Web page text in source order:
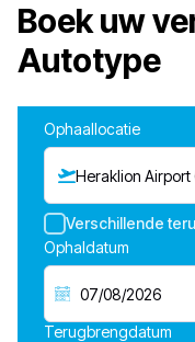
Boek uw
Autotype
Ophaallocatie
Heraklion Airport
Verschillende
Ophaldatum
Terugbrengdatum